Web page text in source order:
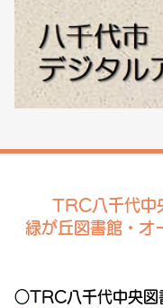
TRC八千代中
緑が丘図書館・オ
○TRC八千代中央図